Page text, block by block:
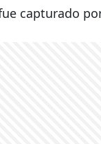
capturado